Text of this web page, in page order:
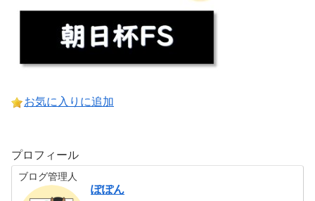
お気に入りに追加
プロフィール
ブログ管理人
ぽぽん